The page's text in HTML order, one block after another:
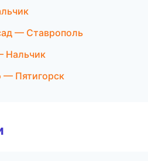
— Ставрополь
Нальчик
— Пятигорск